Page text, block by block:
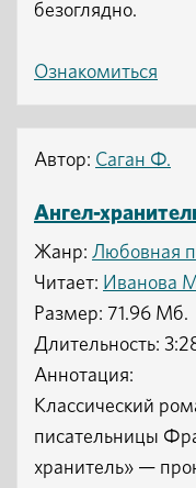
безоглядно.
Ознакомиться
Автор: Саган Ф.
Ангел-
Жанр: Любовная
Читает: Иванова
Размер: 71.96 Мб.
Длительность:
Аннотация:
Классический
писательницы
хранитель» —